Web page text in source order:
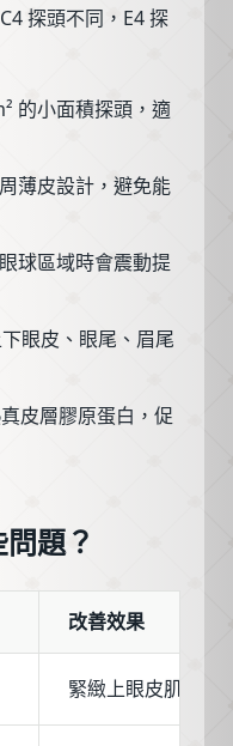
探頭不同，E4 探
的小面積探頭，適
薄皮設計，避免能
球區域時會震動提
眼皮、眼尾、眉尾
皮層膠原蛋白，促
題？
改善效果
緊緻上眼皮肌膚，